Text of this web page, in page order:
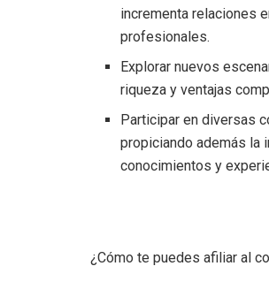
incrementa relaciones
profesionales.
Explorar nuevos
riqueza y ventajas
Participar en diversas
propiciando además la
conocimientos y
¿Cómo te puedes afiliar al